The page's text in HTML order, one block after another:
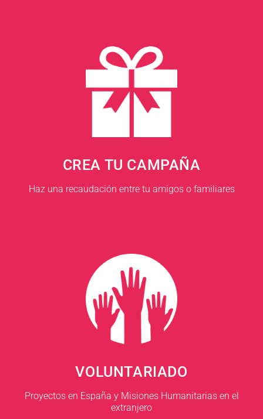
CREA TU CAMPAÑA
Haz una recaudación entre tu amigos o familiares
VOLUNTARIADO
Proyectos en España y Misiones Humanitarias en el
extranjero